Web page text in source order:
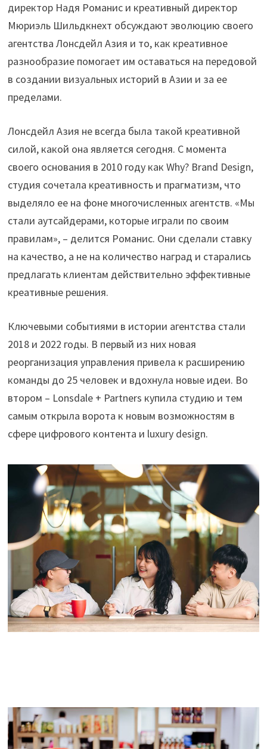
директор Надя Романис и креативный директор
Мюриэль Шильдкнехт обсуждают эволюцию своего
агентства Лонсдейл Азия и то, как креативное
разнообразие помогает им оставаться на передовой
в создании визуальных историй в Азии и за ее
пределами.
Лонсдейл Азия не всегда была такой креативной
силой, какой она является сегодня. С момента
своего основания в 2010 году как Why? Brand Design,
студия сочетала креативность и прагматизм, что
выделяло ее на фоне многочисленных агентств. «Мы
стали аутсайдерами, которые играли по своим
правилам», – делится Романис. Они сделали ставку
на качество, а не на количество наград и старались
предлагать клиентам действительно эффективные
креативные решения.
Ключевыми событиями в истории агентства стали
2018 и 2022 годы. В первый из них новая
реорганизация управления привела к расширению
команды до 25 человек и вдохнула новые идеи. Во
втором – Lonsdale + Partners купила студию и тем
самым открыла ворота к новым возможностям в
сфере цифрового контента и luxury design.